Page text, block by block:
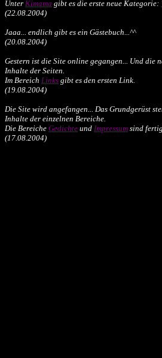
Unter Kimama gibt es die erste neue Kategorie:
(22.08.2004)
Jaaa... endlich gibt es ein Gästebuch...^^
(20.08.2004)
Gestern ist die Site online gegangen... Und die
Inhalte der Seiten.
Im Bereich Links gibt es den ersten Link.
(19.08.2004)
Die Site wird angefangen... Das Grundgerüst
Inhalte der einzelnen Bereiche.
Die Bereiche Gedichte und Impressum sind
(17.08.2004)